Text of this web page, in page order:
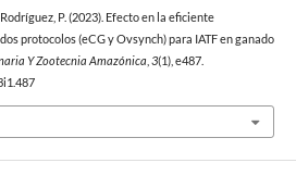
P. (2023). Efecto en la eficiente
protocolos (eCG y Ovsynch) para IATF en ganado
Y Zootecnia Amazónica 3(1), e487.